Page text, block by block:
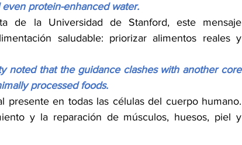
protein-enhanced water.
de la Universidad de Stanford, este mensaje
saludable: priorizar alimentos reales y
noted that the guidance clashes with another core
processed foods.
presente en todas las células del cuerpo humano.
y la reparación de músculos, huesos, piel y